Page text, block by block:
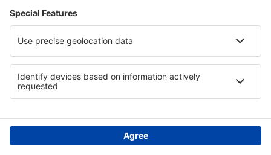
Land
Internasjonale nettsider
eSky.eu eSky.com eDestinos.com